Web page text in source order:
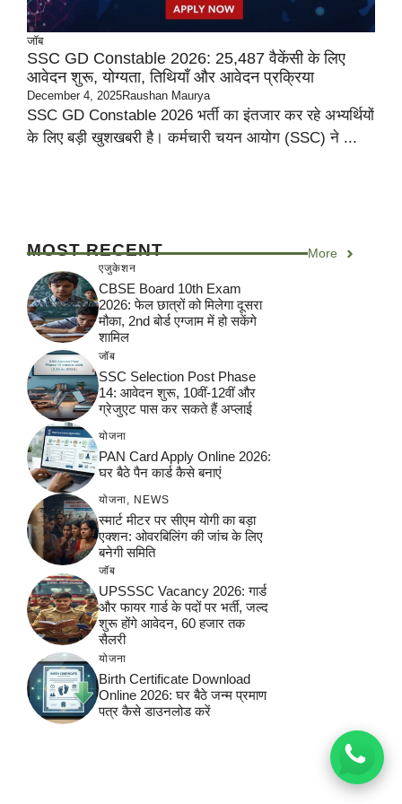
जॉब
SSC GD Constable 2026: 25,487 वैकेंसी के लिए
आवेदन शुरू, योग्यता, तिथियाँ और आवेदन प्रक्रिया
December 4, 2025Raushan Maurya
SSC GD Constable 2026 भर्ती का इंतजार कर रहे अभ्यर्थियों
के लिए बड़ी खुशखबरी है। कर्मचारी चयन आयोग (SSC) ने ...
MOST RECENT More
एजुकेशन
CBSE Board 10th Exam
2026: फेल छात्रों को मिलेगा दूसरा
मौका, 2nd बोर्ड एग्जाम में हो सकेंगे
शामिल
जॉब
SSC Selection Post Phase
14: आवेदन शुरू, 10वीं-12वीं और
ग्रेजुएट पास कर सकते हैं अप्लाई
योजना
PAN Card Apply Online 2026:
घर बैठे पैन कार्ड कैसे बनाएं
योजना NEWS
स्मार्ट मीटर पर सीएम योगी का बड़ा
एक्शन: ओवरबिलिंग की जांच के लिए
बनेगी समिति
जॉब
UPSSSC Vacancy 2026: गार्ड
और फायर गार्ड के पदों पर भर्ती, जल्द
शुरू होंगे आवेदन, 60 हजार तक
सैलरी
योजना
Birth Certificate Download
Online 2026: घर बैठे जन्म प्रमाण
पत्र कैसे डाउनलोड करें